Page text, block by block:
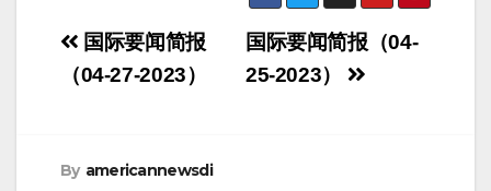
Post
navigation
国际要闻简报（04-
25-2023）
国际要闻简报
（04-27-2023）
By americannewsdi